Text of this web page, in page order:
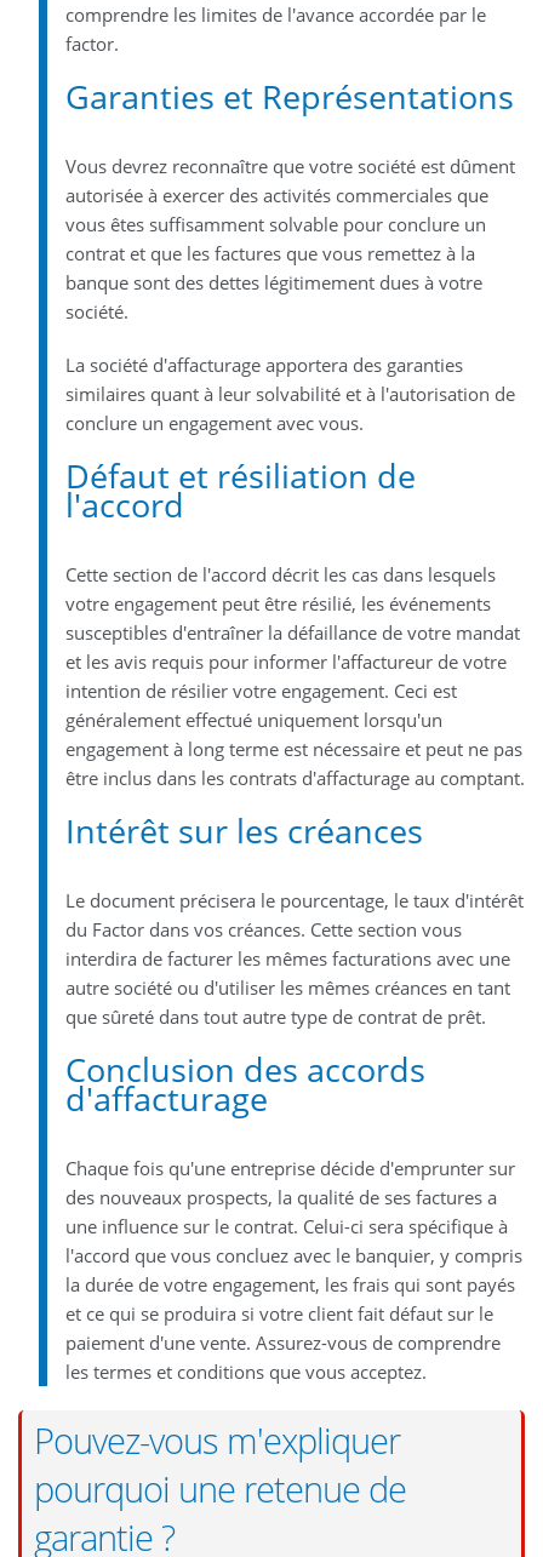
comprendre les limites de l'avance accordée par le
factor.
Garanties et Représentations
Vous devrez reconnaître que votre société est dûment
autorisée à exercer des activités commerciales que
vous êtes suffisamment solvable pour conclure un
contrat et que les factures que vous remettez à la
banque sont des dettes légitimement dues à votre
société.
La société d'affacturage apportera des garanties
similaires quant à leur solvabilité et à l'autorisation de
conclure un engagement avec vous.
Défaut et résiliation de
l'accord
Cette section de l'accord décrit les cas dans lesquels
votre engagement peut être résilié, les événements
susceptibles d'entraîner la défaillance de votre mandat
et les avis requis pour informer l'affactureur de votre
intention de résilier votre engagement. Ceci est
généralement effectué uniquement lorsqu'un
engagement à long terme est nécessaire et peut ne pas
être inclus dans les contrats d'affacturage au comptant.
Intérêt sur les créances
Le document précisera le pourcentage, le taux d'intérêt
du Factor dans vos créances. Cette section vous
interdira de facturer les mêmes facturations avec une
autre société ou d'utiliser les mêmes créances en tant
que sûreté dans tout autre type de contrat de prêt.
Conclusion des accords
d'affacturage
Chaque fois qu'une entreprise décide d'emprunter sur
des nouveaux prospects, la qualité de ses factures a
une influence sur le contrat. Celui-ci sera spécifique à
l'accord que vous concluez avec le banquier, y compris
la durée de votre engagement, les frais qui sont payés
et ce qui se produira si votre client fait défaut sur le
paiement d'une vente. Assurez-vous de comprendre
les termes et conditions que vous acceptez.
Pouvez-vous m'expliquer
pourquoi une retenue de
garantie ?